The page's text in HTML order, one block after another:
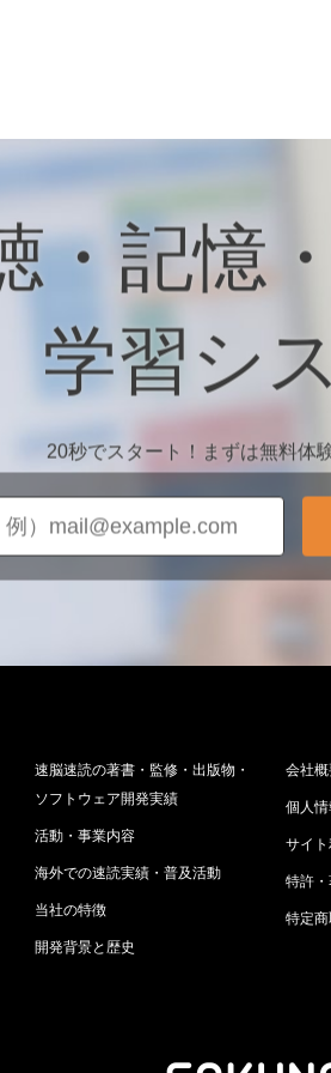
・記憶
学習シ
20秒でスタート！まずは無料体
速脳速読の著書・監修・出版物・
ソフトウェア開発実績
活動・事業内容
海外での速読実績・普及活動
当社の特徴
開発背景と歴史
会社
個人
サイト
特許
特定